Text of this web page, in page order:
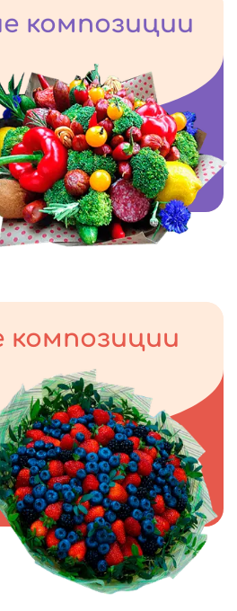
композиции
композиции